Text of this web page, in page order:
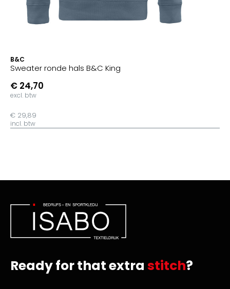
B&C
Sweater ronde hals B&C King
€ 24,70
excl. btw
€ 29,89
incl. btw
Ready for that extra stitch?